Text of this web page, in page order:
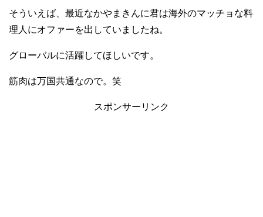
そういえば、最近なかやまきんに君は海外のマッチョな料
理人にオファーを出していましたね。
グローバルに活躍してほしいです。
筋肉は万国共通なので。笑
スポンサーリンク